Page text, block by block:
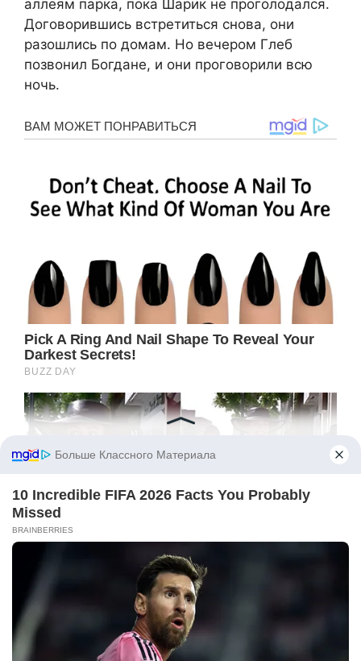
аллеям парка, пока Шарик не проголодался.
Договорившись встретиться снова, они
разошлись по домам. Но вечером Глеб
позвонил Богдане, и они проговорили всю
ночь.